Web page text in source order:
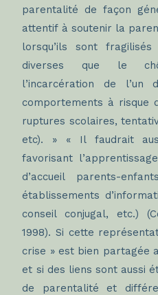
parentalité de façon
attentif à soutenir la
lorsqu’ils sont
diverses que le
l’incarcération de
comportements à risque
ruptures scolaires,
etc). » « Il faudrait
favorisant
d’accueil parents-
établissements
conseil conjugal, etc.)
1998). Si cette
crise » est bien partagée
et si des liens sont aussi
de parentalité et